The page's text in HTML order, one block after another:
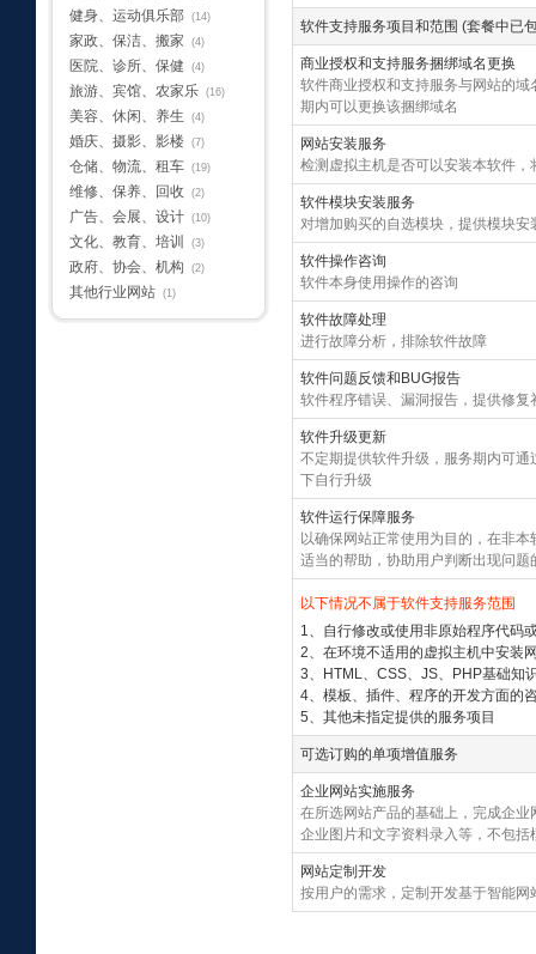
软件支持服务项目和范围 (套餐中已
商业授权和支持服务捆绑域名更换
软件商业授权和支持服务与网站的
期内可以更换该捆绑域名
网站安装服务
检测虚拟主机是否可以安装本软件
软件模块安装服务
对增加购买的自选模块，提供模块
软件操作咨询
软件本身使用操作的咨询
软件故障处理
进行故障分析，排除软件故障
软件问题反馈和BUG报告
软件程序错误、漏洞报告，提供修复
软件升级更新
不定期提供软件升级，服务期内可
下自行升级
软件运行保障服务
以确保网站正常使用为目的，在非
适当的帮助，协助用户判断出现问
以下情况不属于软件支持服务范围
1、自行修改或使用非原始程序代码
2、在环境不适用的虚拟主机中安装
3、HTML、CSS、JS、PHP基础知
4、模板、插件、程序的开发方面的
5、其他未指定提供的服务项目
可选订购的单项增值服务
企业网站实施服务
在所选网站产品的基础上，完成企
企业图片和文字资料录入等，不包
网站定制开发
按用户的需求，定制开发基于智能
健身、运动俱乐部 (14)
家政、保洁、搬家 (4)
医院、诊所、保健 (4)
旅游、宾馆、农家乐 (16)
美容、休闲、养生 (4)
婚庆、摄影、影楼 (7)
仓储、物流、租车 (19)
维修、保养、回收 (2)
广告、会展、设计 (10)
文化、教育、培训 (3)
政府、协会、机构 (2)
其他行业网站 (1)